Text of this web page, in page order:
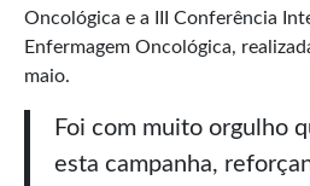
Oncológica e a III Conferência
Enfermagem Oncológica,
maio.
Foi com muito orgulho
esta campanha,